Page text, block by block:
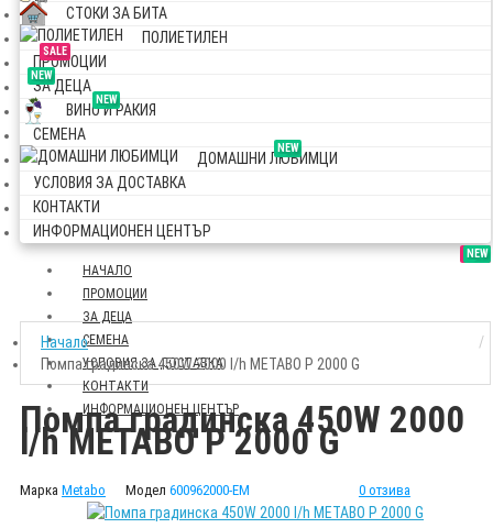
СТОКИ ЗА БИТА
ПОЛИЕТИЛЕН
SALE
ПРОМОЦИИ
NEW
ЗА ДЕЦА
NEW
ВИНО И РАКИЯ
СЕМЕНА
NEW
ДОМАШНИ ЛЮБИМЦИ
УСЛОВИЯ ЗА ДОСТАВКА
КОНТАКТИ
ИНФОРМАЦИОНЕН ЦЕНТЪР
НАЧАЛО
SALE
ПРОМОЦИИ
NEW
ЗА ДЕЦА
СЕМЕНА
УСЛОВИЯ ЗА ДОСТАВКА
КОНТАКТИ
ИНФОРМАЦИОНЕН ЦЕНТЪР
Начало
Помпа градинска 450W 2000 l/h METABO P 2000 G
Помпа градинска 450W 2000
l/h METABO P 2000 G
Марка Metabo Модел 600962000-EM 0 отзива